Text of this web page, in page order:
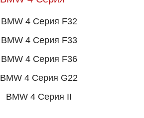
BMW 4 Серия F32
BMW 4 Серия F33
BMW 4 Серия F36
BMW 4 Серия G22
BMW 4 Серия II